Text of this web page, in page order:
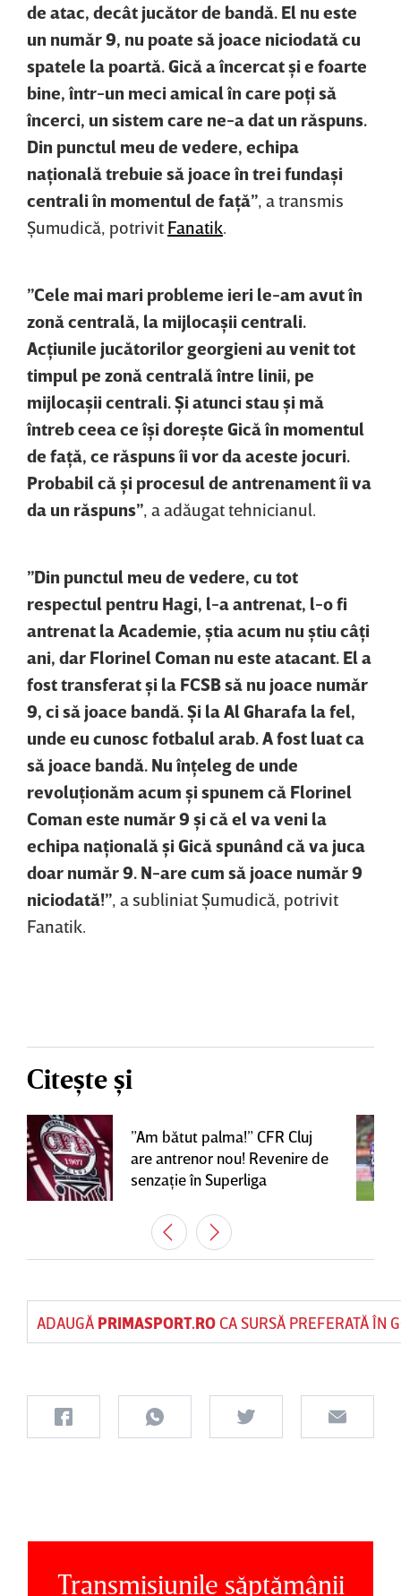
de atac, decât jucător de bandă. El nu este
un număr 9, nu poate să joace niciodată cu
spatele la poartă. Gică a încercat şi e foarte
bine, într-un meci amical în care poţi să
încerci, un sistem care ne-a dat un răspuns.
Din punctul meu de vedere, echipa
naţională trebuie să joace în trei fundaşi
centrali în momentul de faţă”, a transmis
Şumudică, potrivit Fanatik.
”Cele mai mari probleme ieri le-am avut în
zonă centrală, la mijlocaşii centrali.
Acţiunile jucătorilor georgieni au venit tot
timpul pe zonă centrală între linii, pe
mijlocaşii centrali. Şi atunci stau şi mă
întreb ceea ce îşi doreşte Gică în momentul
de faţă, ce răspuns îi vor da aceste jocuri.
Probabil că şi procesul de antrenament îi va
da un răspuns”, a adăugat tehnicianul.
”Din punctul meu de vedere, cu tot
respectul pentru Hagi, l-a antrenat, l-o fi
antrenat la Academie, ştia acum nu ştiu câţi
ani, dar Florinel Coman nu este atacant. El a
fost transferat şi la FCSB să nu joace număr
9, ci să joace bandă. Şi la Al Gharafa la fel,
unde eu cunosc fotbalul arab. A fost luat ca
să joace bandă. Nu înţeleg de unde
revoluţionăm acum şi spunem că Florinel
Coman este număr 9 şi că el va veni la
echipa naţională şi Gică spunând că va juca
doar număr 9. N-are cum să joace număr 9
niciodată!”, a subliniat Şumudică, potrivit
Fanatik.
Citește și
”Am bătut palma!” CFR Cluj
are antrenor nou! Revenire de
senzaţie în Superliga
ADAUGĂ PRIMASPORT.ROCA SURSĂ PREFERATĂ ÎN
Transmisiunile săptămânii